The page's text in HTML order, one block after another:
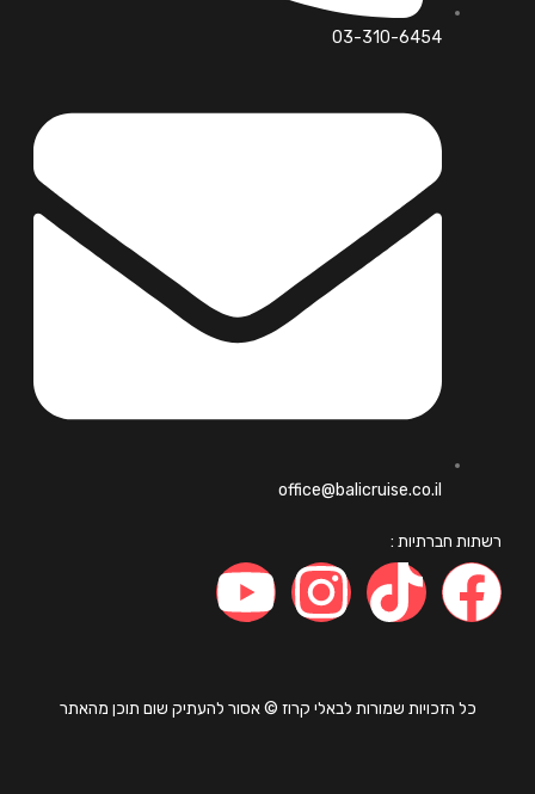
03-310-6454
office@balicruise.co.il
חברתיות :
כל הזכויות שמורות לבאלי קרוז © אסור להעתיק שום תוכן מהאתר